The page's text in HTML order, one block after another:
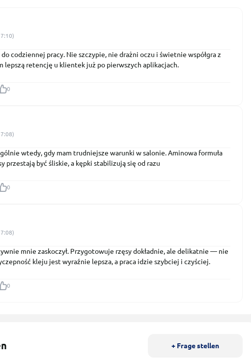
codziennej pracy. Nie szczypie, nie drażni oczu i świetnie współgra z
lepszą retencję u klientek już po pierwszych aplikacjach.
0
wtedy, gdy mam trudniejsze warunki w salonie. Aminowa formuła
przestają być śliskie, a kępki stabilizują się od razu
0
mnie zaskoczył. Przygotowuje rzęsy dokładnie, ale delikatnie — nie
kleju jest wyraźnie lepsza, a praca idzie szybciej i czyściej.
0
+ Frage stellen